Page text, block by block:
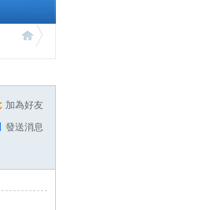
加為好友
發送消息